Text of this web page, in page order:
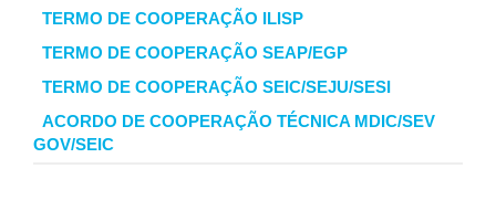
TERMO DE COOPERAÇÃO ILISP
TERMO DE COOPERAÇÃO SEAP/EGP
TERMO DE COOPERAÇÃO SEIC/SEJU/SESI
ACORDO DE COOPERAÇÃO TÉCNICA MDIC/SEV
GOV/SEIC